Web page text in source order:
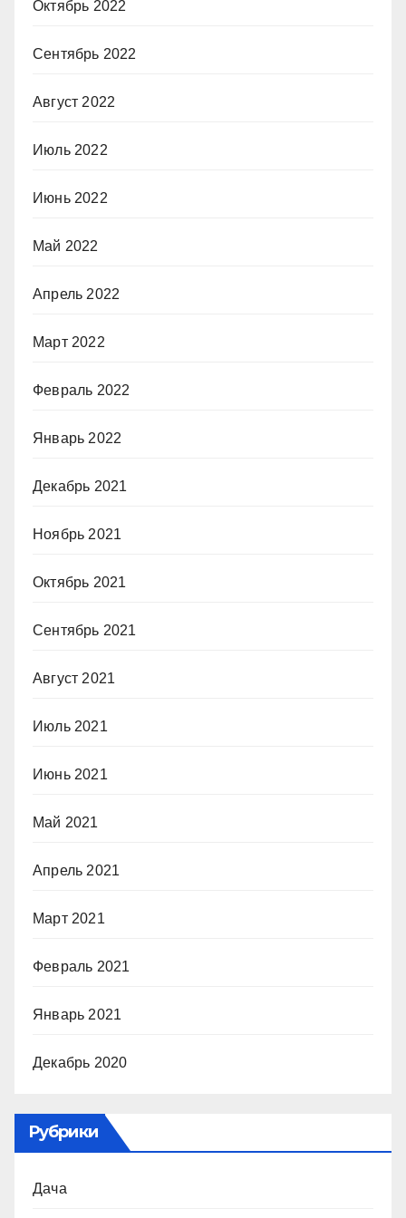
Октябрь 2022
Сентябрь 2022
Август 2022
Июль 2022
Июнь 2022
Май 2022
Апрель 2022
Март 2022
Февраль 2022
Январь 2022
Декабрь 2021
Ноябрь 2021
Октябрь 2021
Сентябрь 2021
Август 2021
Июль 2021
Июнь 2021
Май 2021
Апрель 2021
Март 2021
Февраль 2021
Январь 2021
Декабрь 2020
Рубрики
Дача